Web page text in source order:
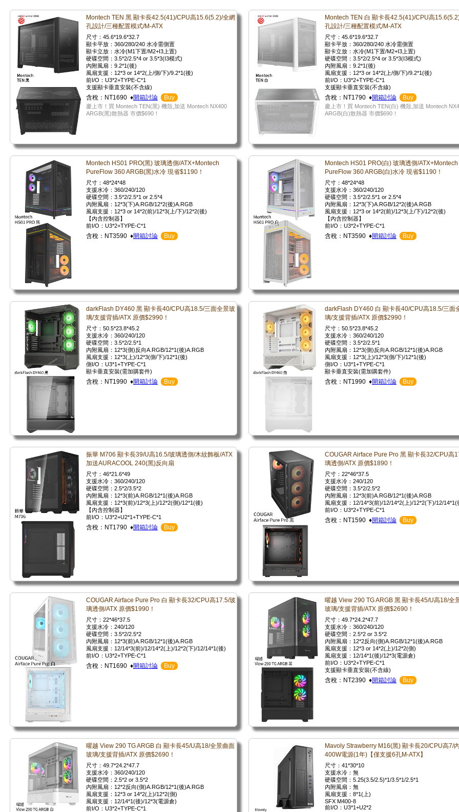
Montech TEN 黑 顯卡長42.5(41)/CPU高15.6(5.2)/全網
孔設計/三種配置模式/M-ATX
尺寸：45.6*19.6*32.7
顯卡平放：360/280/240 水冷需側置
顯卡立放：水冷(M1下置/M2+I3上置)
硬碟空間：3.5*2/2.5*4 or 3.5*3(I3模式)
內附風扇：9.2*1(後)
風扇支援：12*3 or 14*2(上/側/下)/9.2*1(後)
前I/O：U3*2+TYPE-C*1
支援顯卡垂直安裝(不含線)
含稅：NT1690 ♦開箱討論 Buy
慶上市！買 Montech TEN(黑) 機殼,加送 Montech NX400
ARGB(黑)散熱器 市價$690！
Montech TEN 白 顯卡長42.5(41)/CPU高
孔設計/三種配置模式/M-ATX
尺寸：45.6*19.6*32.7
顯卡平放：360/280/240 水冷需側置
顯卡立放：水冷(M1下置/M2+I3上置)
硬碟空間：3.5*2/2.5*4 or 3.5*3(I3模式)
內附風扇：9.2*1(後)
風扇支援：12*3 or 14*2(上/側/下)/9.2*1(後)
前I/O：U3*2+TYPE-C*1
支援顯卡垂直安裝(不含線)
含稅：NT1790 ♦開箱討論 Buy
慶上市！買 Montech TEN(白) 機殼,加送 Montech
ARGB(白)散熱器 市價$690！
Montech HS01 PRO(黑) 玻璃透側/ATX+Montech
PureFlow 360 ARGB(黑)水冷 現省$1190！
尺寸：48*24*48
支援水冷：360/240/120
硬碟空間：3.5*2/2.5*1 or 2.5*4
內附風扇：12*3(下)A.RGB/12*2(後)A.RGB
風扇支援：12*3 or 14*2(前)/12*3(上/下)/12*2(後)
【內含控制器】
前I/O：U3*2+TYPE-C*1
含稅：NT3590 ♦開箱討論 Buy
Montech HS01 PRO(白) 玻璃透側/ATX+Montech
PureFlow 360 ARGB(白)水冷 現省$1190！
尺寸：48*24*48
支援水冷：360/240/120
硬碟空間：3.5*2/2.5*1 or 2.5*4
內附風扇：12*3(下)A.RGB/12*2(後)A.RGB
風扇支援：12*3 or 14*2(前)/12*3(上/下)/12*2(後)
【內含控制器】
前I/O：U3*2+TYPE-C*1
含稅：NT3590 ♦開箱討論 Buy
darkFlash DY460 黑 顯卡長40/CPU高18.5/三面全景玻
璃/支援背插/ATX 原價$2990！
尺寸：50.5*23.8*45.2
支援水冷：360/240/120
硬碟空間：3.5*2/2.5*1
內附風扇：12*3(側)反向A.RGB/12*1(後)A.RGB
風扇支援：12*3(上)/12*3(側/下)/12*1(後)
側I/O：U3*1+TYPE-C*1
顯卡垂直安裝(需加購套件)
含稅：NT1990 ♦開箱討論 Buy
darkFlash DY460 白 顯卡長40/CPU高18.5/三面
璃/支援背插/ATX 原價$2990！
尺寸：50.5*23.8*45.2
支援水冷：360/240/120
硬碟空間：3.5*2/2.5*1
內附風扇：12*3(側)反向A.RGB/12*1(後)A.RGB
風扇支援：12*3(上)/12*3(側/下)/12*1(後)
側I/O：U3*1+TYPE-C*1
顯卡垂直安裝(需加購套件)
含稅：NT1990 ♦開箱討論 Buy
振華 M706 顯卡長39/U高16.5/玻璃透側/木紋飾板/ATX
加送AURACOOL 240(黑)反向扇
尺寸：46*21.6*49
支援水冷：360/240/120
硬碟空間：2.5*2/3.5*2
內附風扇：12*3(前)A.RGB/12*1(後)A.RGB
風扇支援：12*3(前)/12*3(上)/12*2(側)/12*1(後)
【內含控制器】
前I/O：U3*2+U2*1+TYPE-C*1
含稅：NT1790 ♦開箱討論 Buy
COUGAR Airface Pure Pro 黑 顯卡長32/CPU高
璃透側/ATX 原價$1890！
尺寸：22*46*37.5
支援水冷：240/120
硬碟空間：3.5*2/2.5*2
內附風扇：12*3(前)A.RGB/12*1(後)A.RGB
風扇支援：12/14*3(前)/12/14*2(上)/12*2(下)/12/14*1(
前I/O：U3*2+TYPE-C*1
含稅：NT1590 ♦開箱討論 Buy
COUGAR Airface Pure Pro 白 顯卡長32/CPU高17.5/玻
璃透側/ATX 原價$1990！
尺寸：22*46*37.5
支援水冷：240/120
硬碟空間：3.5*2/2.5*2
內附風扇：12*3(前)A.RGB/12*1(後)A.RGB
風扇支援：12/14*3(前)/12/14*2(上)/12*2(下)/12/14*1(後)
前I/O：U3*2+TYPE-C*1
含稅：NT1690 ♦開箱討論 Buy
曜越 View 290 TG ARGB 黑 顯卡長45/U高18/全
玻璃/支援背插/ATX 原價$2690！
尺寸：49.7*24.2*47.7
支援水冷：360/240/120
硬碟空間：2.5*2 or 3.5*2
內附風扇：12*2反向(側)A.RGB/12*1(後)A.RGB
風扇支援：12*3 or 14*2(上)/12*2(側)
風扇支援：12/14*1(後)/12*3(電源倉)
前I/O：U3*2+TYPE-C*1
支援顯卡垂直安裝(不含線)
含稅：NT2390 ♦開箱討論 Buy
曜越 View 290 TG ARGB 白 顯卡長45/U高18/全景曲面
玻璃/支援背插/ATX 原價$2690！
尺寸：49.7*24.2*47.7
支援水冷：360/240/120
硬碟空間：2.5*2 or 3.5*2
內附風扇：12*2反向(側)A.RGB/12*1(後)A.RGB
風扇支援：12*3 or 14*2(上)/12*2(側)
風扇支援：12/14*1(後)/12*3(電源倉)
前I/O：U3*2+TYPE-C*1
Mavoly Strawberry M16(黑) 顯卡長20/CPU高7/
400W電源(1年)【僅支援6孔M-ATX】
尺寸：41*30*10
支援水冷：無
硬碟空間：5.25(3.5/2.5)*1/3.5*1/2.5*1
內附風扇：無
風扇支援：8*1(上)
SFX M400-8
前I/O：U3*1+U2*2